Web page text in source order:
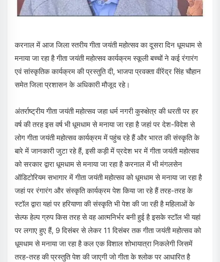
करनाल में आज जिला स्तरीय गीता जयंती महोत्सव का दूसरा दिन धूमधाम से
मनाया जा रहा है गीता जयंती महोत्सव कार्यक्रम स्कूली बच्चों ने कई रंगारंग
एवं सांस्कृतिक कार्यक्रम की प्रस्तुति दी, भाजपा प्रवक्ता वीरेंद्र सिंह चौहान
समेत जिला प्रशासन के अधिकारी मौजूद रहे।
अंतर्राष्ट्रीय गीता जयंती महोत्सव जहा धर्म नगरी कुरुक्षेत्र की धरती पर हर
वर्ष की तरह इस वर्ष भी धूमधाम से मनाया जा रहा है जहां पर देश-विदेश से
लोग गीता जयंती महोत्सव कार्यक्रम में पहुंच रहे हैं और भारत की संस्कृति के
बारे में जानकारी जुटा रहे हैं, इसी कड़ी में प्रदेश भर में गीता जयंती महोत्सव
को सरकार द्वारा धूमधाम से मनाया जा रहा है करनाल में भी मंगलसेन
ऑडिटोरियम सभागार में गीता जयंती महोत्सव को धूमधाम से मनाया जा रहा है
जहां पर रंगारंग और संस्कृति कार्यक्रम पेश किया जा रहे हैं तरह-तरह के
स्टॉल द्वारा यहां पर हरियाणा की संस्कृति भी पेश की जा रही है महिलाओं के
सेल्फ हेल्प ग्रुप किस तरह से वह आत्मनिर्भर बनी हुई है इसके स्टॉल भी यहां
पर लगाए हुए हैं, 9 दिसंबर से लेकर 11 दिसंबर तक गीता जयंती महोत्सव को
धूमधाम से मनाया जा रहा है कल एक विशाल शोभायात्रा निकलेगी जिसमें
तरह-तरह की प्रस्तुति पेश की जाएगी जो गीता के श्लोक पर आधारित है